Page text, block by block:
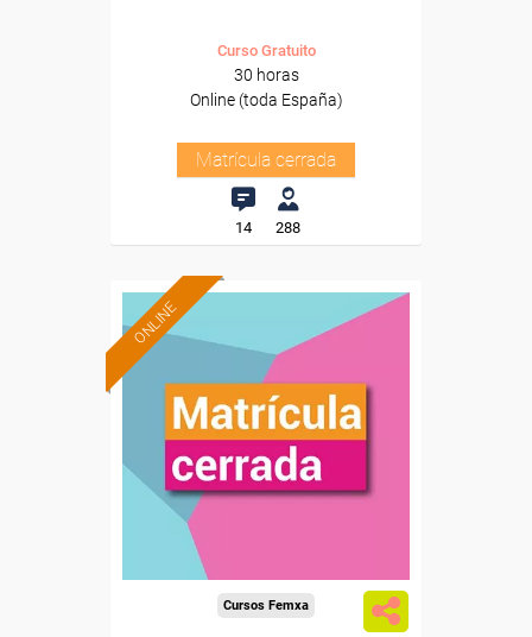
Curso Gratuito
30 horas
Online (toda España)
Matrícula cerrada
14 288
ONLINE
Cursos Femxa